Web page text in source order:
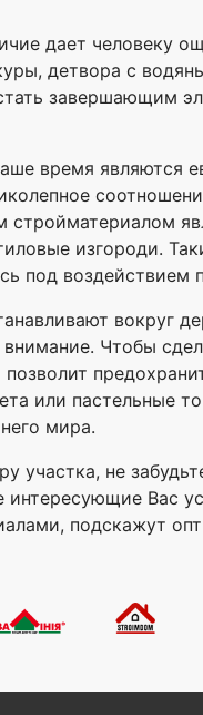
дает человеку
детвора с
завершающим
время являются
изгороди.
под воздействием
вокруг
Чтобы
или пастельные
мира.
участка, не
Вас
подскажут